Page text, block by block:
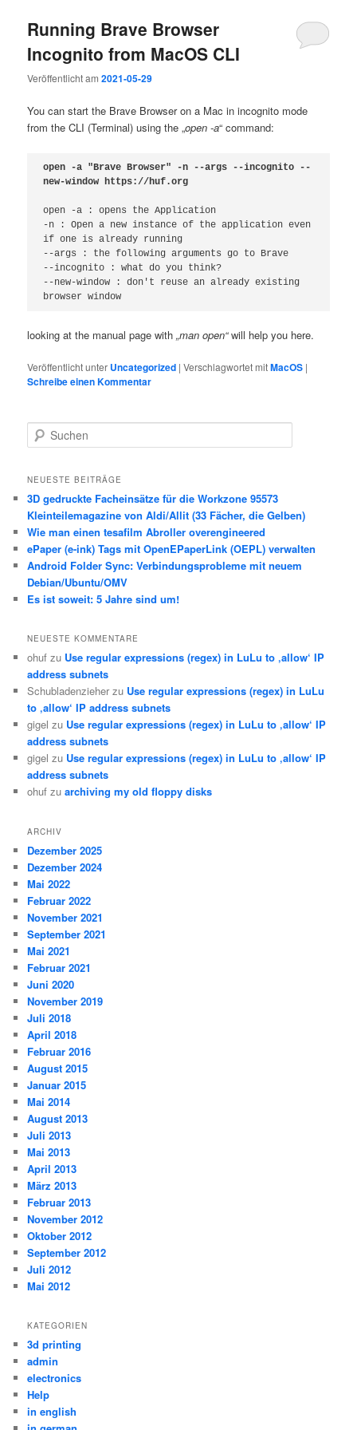
Running Brave Browser
Incognito from MacOS CLI
Veröffentlicht am2021-05-29
You can start the Brave Browser on a Mac in incognito mode
from the CLI (Terminal) using the „open -a“ command:
open -a "Brave Browser" -n --args --incognito --
new-window https://huf.org
open -a : opens the Application
-n : Open a new instance of the application even
if one is already running
--args : the following arguments go to Brave
--incognito : what do you think?
--new-window : don't reuse an already existing
browser window
looking at the manual page with„man open“will help you here.
Veröffentlicht unter Uncategorized |Verschlagwortet mitMacOS |
Schreibe einen Kommentar
u
h
n
NEUESTE BEITRÄGE
3D gedruckte Facheinsätze für die Workzone 95573
Kleinteilemagazine von Aldi/Allit (33 Fächer, die Gelben)
Wie man einen tesafilm Abroller overengineered
ePaper (e-ink) Tags mit OpenEPaperLink (OEPL) verwalten
Android Folder Sync: Verbindungsprobleme mit neuem
Debian/Ubuntu/OMV
Es ist soweit: 5 Jahre sind um!
NEUESTE KOMMENTARE
ohuf zu Use regular expressions (regex) in LuLu to ‚allow‘ IP
address subnets
Schubladenzieher zu Use regular expressions (regex) in LuLu
to ‚allow‘ IP address subnets
gigel zu Use regular expressions (regex) in LuLu to ‚allow‘ IP
address subnets
gigel zu Use regular expressions (regex) in LuLu to ‚allow‘ IP
address subnets
ohuf zuarchiving my old floppy disks
ARCHIV
Dezember 2025
Dezember 2024
Mai 2022
Februar 2022
November 2021
September 2021
Mai 2021
Februar 2021
Juni 2020
November 2019
Juli 2018
April 2018
Februar 2016
August 2015
Januar 2015
Mai 2014
August 2013
Juli 2013
Mai 2013
April 2013
März 2013
Februar 2013
November 2012
Oktober 2012
September 2012
Juli 2012
Mai 2012
KATEGORIEN
3d printing
admin
electronics
Help
in english